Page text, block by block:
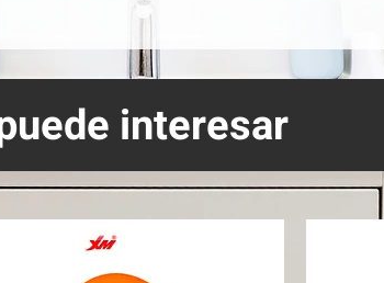
interesar